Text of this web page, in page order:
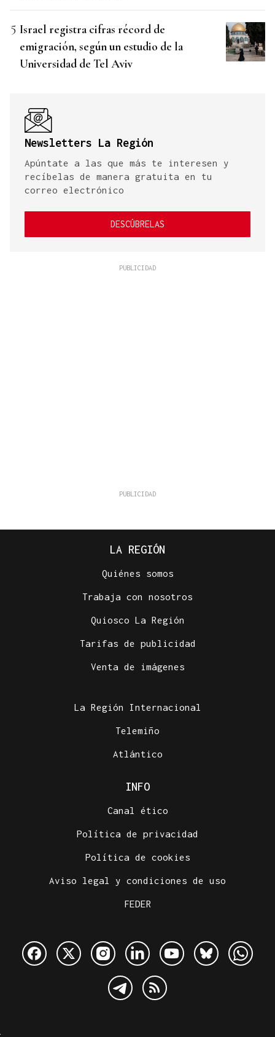
Israel registra cifras récord de
emigración, según un estudio de la
Universidad de Tel Aviv
Newsletters La Región
Apúntate a las que más te interesen y
recíbelas de manera gratuita en tu
correo electrónico
DESCÚBRELAS
LA REGIÓN
Quiénes somos
Trabaja con nosotros
Quiosco La Región
Tarifas de publicidad
Venta de imágenes
La Región Internacional
Telemiño
Atlántico
INFO
Canal ético
Política de privacidad
Política de cookies
Aviso legal y condiciones de uso
FEDER